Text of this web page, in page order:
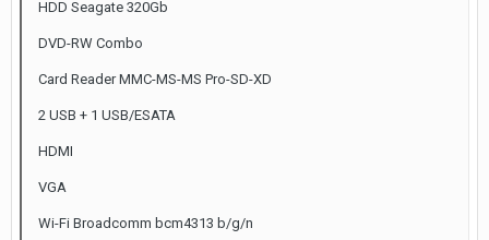
HDD Seagate 320Gb
DVD-RW Combo
Card Reader MMC-MS-MS Pro-SD-XD
2 USB + 1 USB/ESATA
HDMI
VGA
Wi-Fi Broadcomm bcm4313 b/g/n